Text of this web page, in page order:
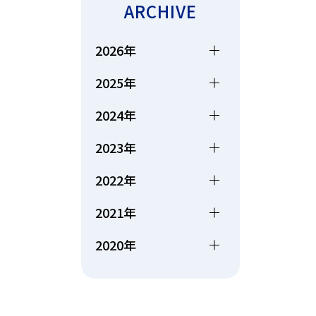
ARCHIVE
2026年
2025年
2024年
2023年
2022年
2021年
2020年